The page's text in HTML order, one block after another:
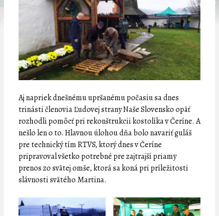
Aj napriek dnešnému upršanému počasiu sa dnes
trinásti členovia Ľudovej strany Naše Slovensko opäť
rozhodli pomôcť pri rekonštrukcii kostolíka v Čeríne. A
nešlo len o to. Hlavnou úlohou dňa bolo navariť guláš
pre technický tím RTVS, ktorý dnes v Čeríne
pripravoval všetko potrebné pre zajtrajší priamy
prenos zo svätej omše, ktorá sa koná pri príležitosti
slávnosti svätého Martina.